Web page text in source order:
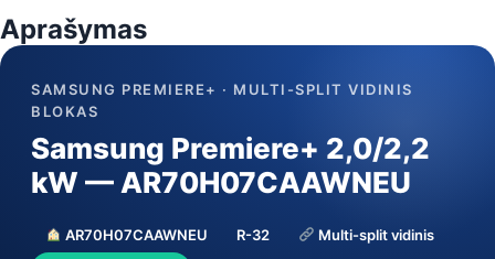
Aprašymas
SAMSUNG PREMIERE+ · MULTI-SPLIT VIDINIS
BLOKAS
Samsung Premiere+ 2,0/2,2
kW — AR70H07CAAWNEU
AR70H07CAAWNEU R-32
Multi-split vidinis